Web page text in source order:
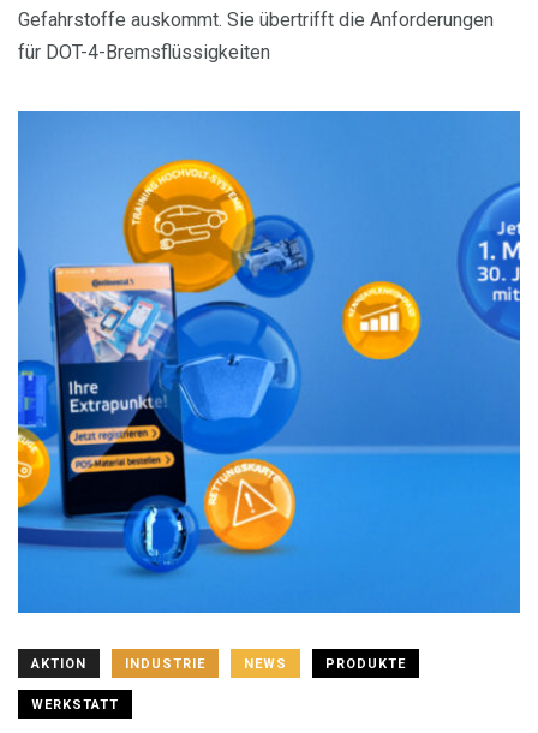
Gefahrstoffe auskommt. Sie übertrifft die Anforderungen
für DOT-4-Bremsflüssigkeiten
AKTION INDUSTRIE NEWS PRODUKTE
WERKSTATT